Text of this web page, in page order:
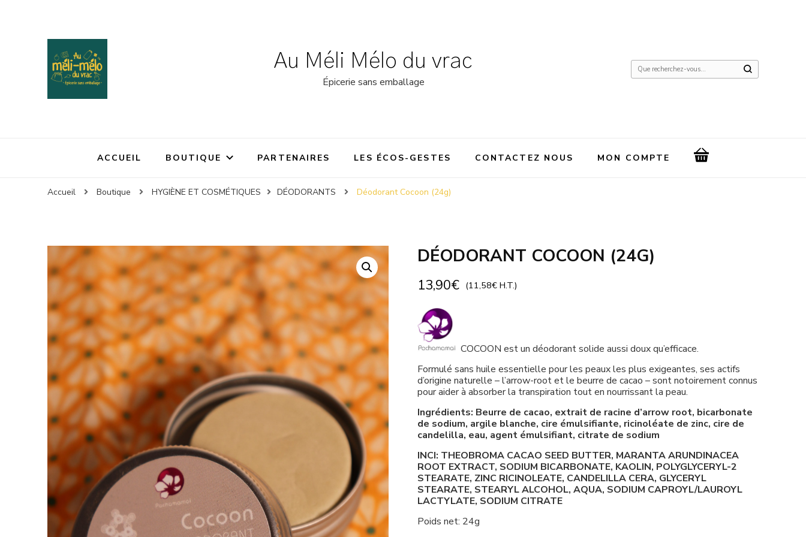
Au Méli Mélo du vrac
Épicerie sans emballage
Vous
ACCUEIL BOUTIQUE PARTENAIRES LES ÉCOS-GESTES CONTACTEZ NOUS MON COMPTE
Accueil Boutique HYGIÈNE ET COSMÉTIQUES DÉODORANTS Déodorant Cocoon (24g)
DÉODORANT COCOON (24G)
13,90€ (11,58€H.T.)
COCOON est un déodorant solide aussi doux qu’efficace.
Formulé sans huile essentielle pour les peaux les plus exigeantes, ses actifs
d’origine naturelle – l’arrow-root et le beurre de cacao – sont notoirement connus
pour aider à absorber la transpiration tout en nourrissant la peau.
Ingrédients: Beurre de cacao, extrait de racine d’arrow root, bicarbonate
de sodium, argile blanche, cire émulsifiante, ricinoléate de zinc, cire de
candelilla, eau, agent émulsifiant, citrate de sodium
INCI: THEOBROMA CACAO SEED BUTTER, MARANTA ARUNDINACEA
ROOT EXTRACT, SODIUM BICARBONATE, KAOLIN, POLYGLYCERYL-2
STEARATE, ZINC RICINOLEATE, CANDELILLA CERA, GLYCERYL
STEARATE, STEARYL ALCOHOL, AQUA, SODIUM CAPROYL/LAUROYL
LACTYLATE, SODIUM CITRATE
Poids net: 24g